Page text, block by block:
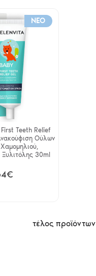
NEO
Teeth Relief
Ούλων
Ξυλιτόλης 30ml
τέλος προϊόντων